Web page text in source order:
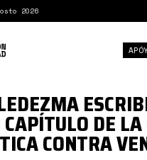
2026
CAPÍTULO DE
CONTRA